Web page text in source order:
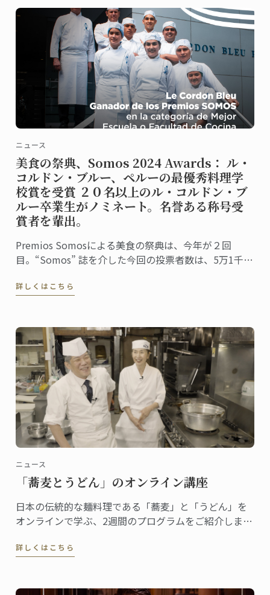
ニュース
美食の祭典、Somos 2024 Awards： ル・
コルドン・ブルー、ペルーの最優秀料理学
校賞を受賞 ２０名以上のル・コルドン・ブ
ルー卒業生がノミネート。名誉ある称号受
賞者を輩出。
Premios Somosによる美食の祭典は、今年が２回
目。“Somos” 誌を介した今回の投票者数は、5万1千人
ラン、および関連企業を称え４０部門における受賞
詳しくはこちら
ニュース
「蕎麦とうどん」のオンライン講座
日本の伝統的な麺料理である「蕎麦」と「うどん」を
オンラインで学ぶ、2週間のプログラムをご紹介しま
詳しくはこちら